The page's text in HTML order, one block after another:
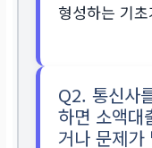
형성하는 기
Q2. 통신사
하면 소액대
거나 문제가